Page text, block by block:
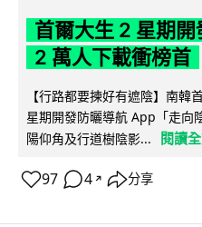
首爾大生 2 星期
2 萬人下載衝榜首
【行路都要揀好有遮陰】南
星期開發防曬導航 App「走向
陽仰角及行道樹陰影...
閱讀
97 4 ↗ 分享